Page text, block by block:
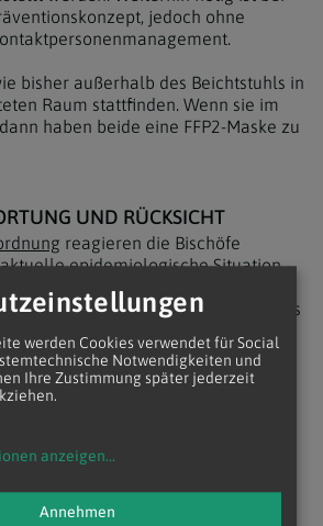
jedoch ohne
bisher außerhalb des Beichtstuhls in
Raum stattfinden. Wenn sie im
haben beide eine FFP2-Maske zu
UND RÜCKSICHT
reagieren die Bischöfe
epidemiologische Situation,
"Eigenverantwortung,
und achtsames Verständnis
wesentliche Voraussetzungen
ermöglicht den Diözesen wie
autonome Vorgehensweisen bei der
So sind sowohl Verschärfungen als
im Gleichklang mit staatlichen
In diesem Sinne hat die
vor zwei Wochen für den Bereich
werden Cookies verwendet für Social
Notwendigkeiten und
Ihre Zustimmung später jederzeit
anzeigen...
Annehmen